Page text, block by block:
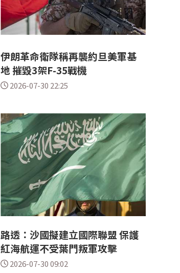
伊朗革命衛隊稱再襲約旦美軍基
地 摧毀3架F-35戰機
2026-07-30 22:25
路透：沙國擬建立國際聯盟 保護
紅海航運不受葉門叛軍攻擊
2026-07-30 09:02